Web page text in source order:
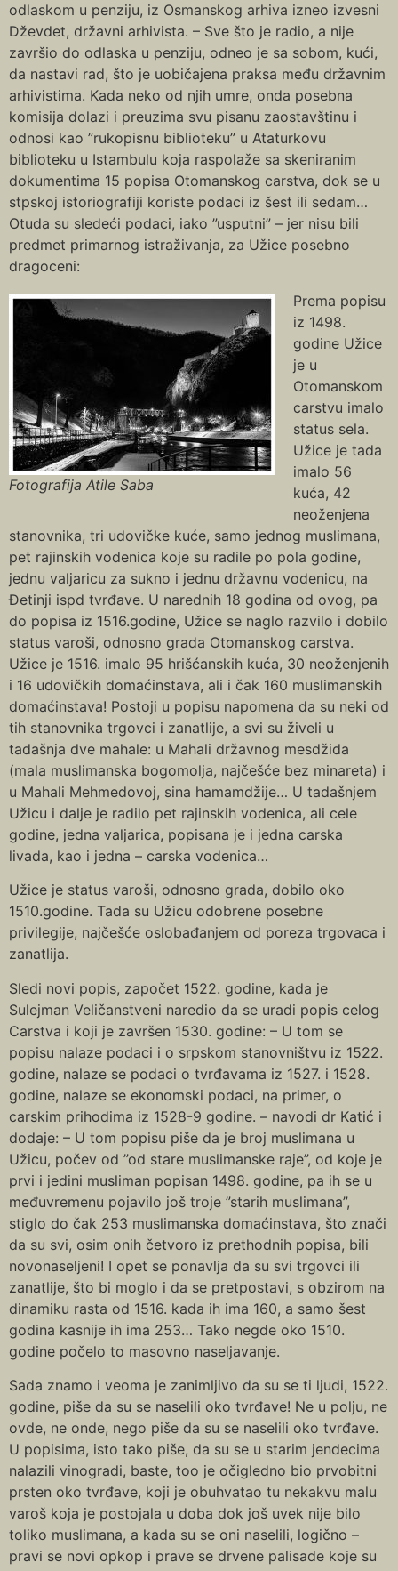
odlaskom u penziju, iz Osmanskog arhiva izneo izvesni
Dževdet, državni arhivista. – Sve što je radio, a nije
završio do odlaska u penziju, odneo je sa sobom, kući,
da nastavi rad, što je uobičajena praksa među državnim
arhivistima. Kada neko od njih umre, onda posebna
komisija dolazi i preuzima svu pisanu zaostavštinu i
odnosi kao ”rukopisnu biblioteku” u Ataturkovu
biblioteku u Istambulu koja raspolaže sa skeniranim
dokumentima 15 popisa Otomanskog carstva, dok se u
stpskoj istoriografiji koriste podaci iz šest ili sedam…
Otuda su sledeći podaci, iako ”usputni” – jer nisu bili
predmet primarnog istraživanja, za Užice posebno
dragoceni:
Fotografija Atile Saba
Prema popisu
iz 1498.
godine Užice
je u
Otomanskom
carstvu imalo
status sela.
Užice je tada
imalo 56
kuća, 42
neoženjena
stanovnika, tri udovičke kuće, samo jednog muslimana,
pet rajinskih vodenica koje su radile po pola godine,
jednu valjaricu za sukno i jednu državnu vodenicu, na
Đetinji ispd tvrđave. U narednih 18 godina od ovog, pa
do popisa iz 1516.godine, Užice se naglo razvilo i dobilo
status varoši, odnosno grada Otomanskog carstva.
Užice je 1516. imalo 95 hrišćanskih kuća, 30 neoženjenih
i 16 udovičkih domaćinstava, ali i čak 160 muslimanskih
domaćinstava! Postoji u popisu napomena da su neki od
tih stanovnika trgovci i zanatlije, a svi su živeli u
tadašnja dve mahale: u Mahali državnog mesdžida
(mala muslimanska bogomolja, najčešće bez minareta) i
u Mahali Mehmedovoj, sina hamamdžije… U tadašnjem
Užicu i dalje je radilo pet rajinskih vodenica, ali cele
godine, jedna valjarica, popisana je i jedna carska
livada, kao i jedna – carska vodenica…
Užice je status varoši, odnosno grada, dobilo oko
1510.godine. Tada su Užicu odobrene posebne
privilegije, najčešće oslobađanjem od poreza trgovaca i
zanatlija.
Sledi novi popis, započet 1522. godine, kada je
Sulejman Veličanstveni naredio da se uradi popis celog
Carstva i koji je završen 1530. godine: – U tom se
popisu nalaze podaci i o srpskom stanovništvu iz 1522.
godine, nalaze se podaci o tvrđavama iz 1527. i 1528.
godine, nalaze se ekonomski podaci, na primer, o
carskim prihodima iz 1528-9 godine. – navodi dr Katić i
dodaje: – U tom popisu piše da je broj muslimana u
Užicu, počev od ”od stare muslimanske raje”, od koje je
prvi i jedini musliman popisan 1498. godine, pa ih se u
međuvremenu pojavilo još troje ”starih muslimana”,
stiglo do čak 253 muslimanska domaćinstava, što znači
da su svi, osim onih četvoro iz prethodnih popisa, bili
novonaseljeni! I opet se ponavlja da su svi trgovci ili
zanatlije, što bi moglo i da se pretpostavi, s obzirom na
dinamiku rasta od 1516. kada ih ima 160, a samo šest
godina kasnije ih ima 253… Tako negde oko 1510.
godine počelo to masovno naseljavanje.
Sada znamo i veoma je zanimljivo da su se ti ljudi, 1522.
godine, piše da su se naselili oko tvrđave! Ne u polju, ne
ovde, ne onde, nego piše da su se naselili oko tvrđave.
U popisima, isto tako piše, da su se u starim jendecima
nalazili vinogradi, baste, too je očigledno bio prvobitni
prsten oko tvrđave, koji je obuhvatao tu nekakvu malu
varoš koja je postojala u doba dok još uvek nije bilo
toliko muslimana, a kada su se oni naselili, logično –
pravi se novi opkop i prave se drvene palisade koje su